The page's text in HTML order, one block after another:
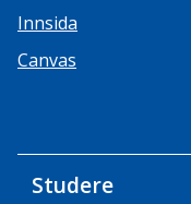
Innsida
Canvas
Studere